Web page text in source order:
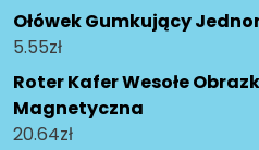
Ołówek Gumkujący
5.55zł
Roter Kafer Wesołe
Magnetyczna
20.64zł